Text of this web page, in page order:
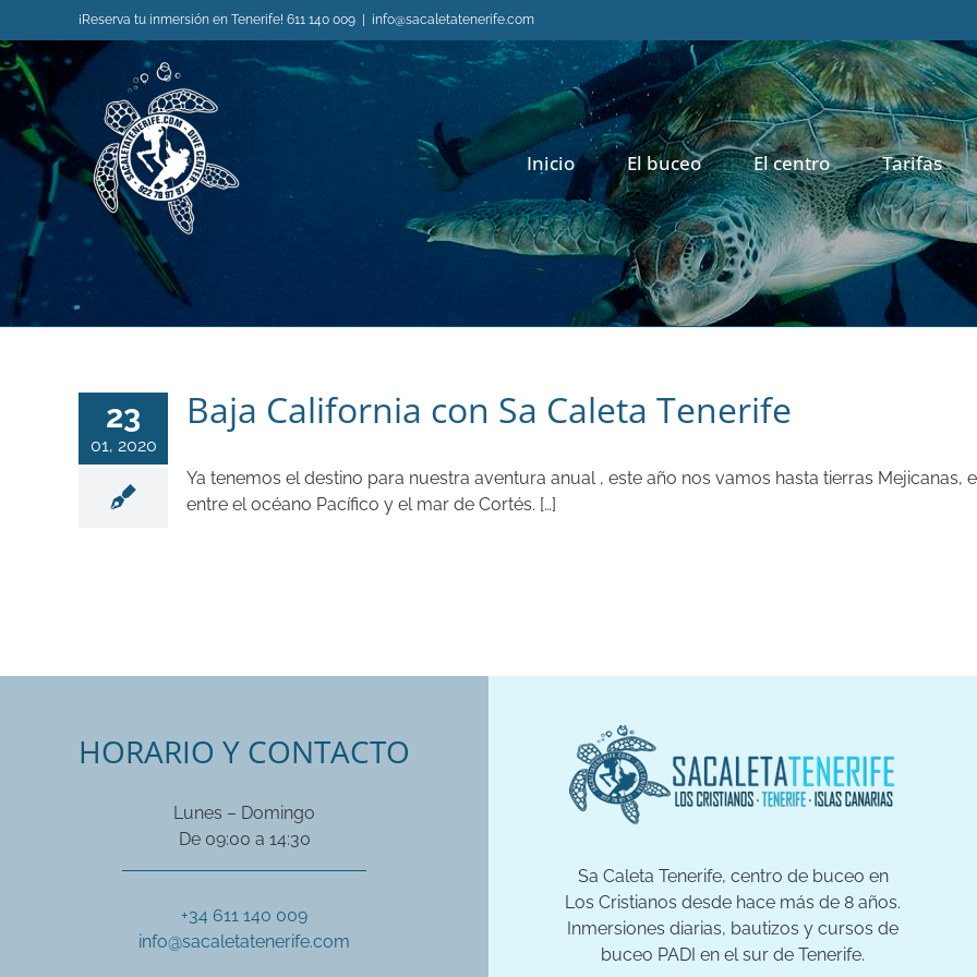
al
contenido
¡Reserva tu inmersión en Tenerife! 611 140 009 info@sacaletatenerife.com
Inicio El buceo El centro Tarifas
23
01, 2020
Baja California con Sa Caleta Tenerife
Ya tenemos el destino para nuestra aventura anual , este año nos vamos hasta tierras Mejicanas,
entre el océano Pacífico y el mar de Cortés. […]
HORARIO Y CONTACTO
Lunes – Domingo
De 09:00 a 14:30
+34 611 140 009
info@sacaletatenerife.com
Sa Caleta Tenerife, centro de buceo en
Los Cristianos desde hace más de 8 años.
Inmersiones diarias, bautizos y cursos de
buceo PADI en el sur de Tenerife.